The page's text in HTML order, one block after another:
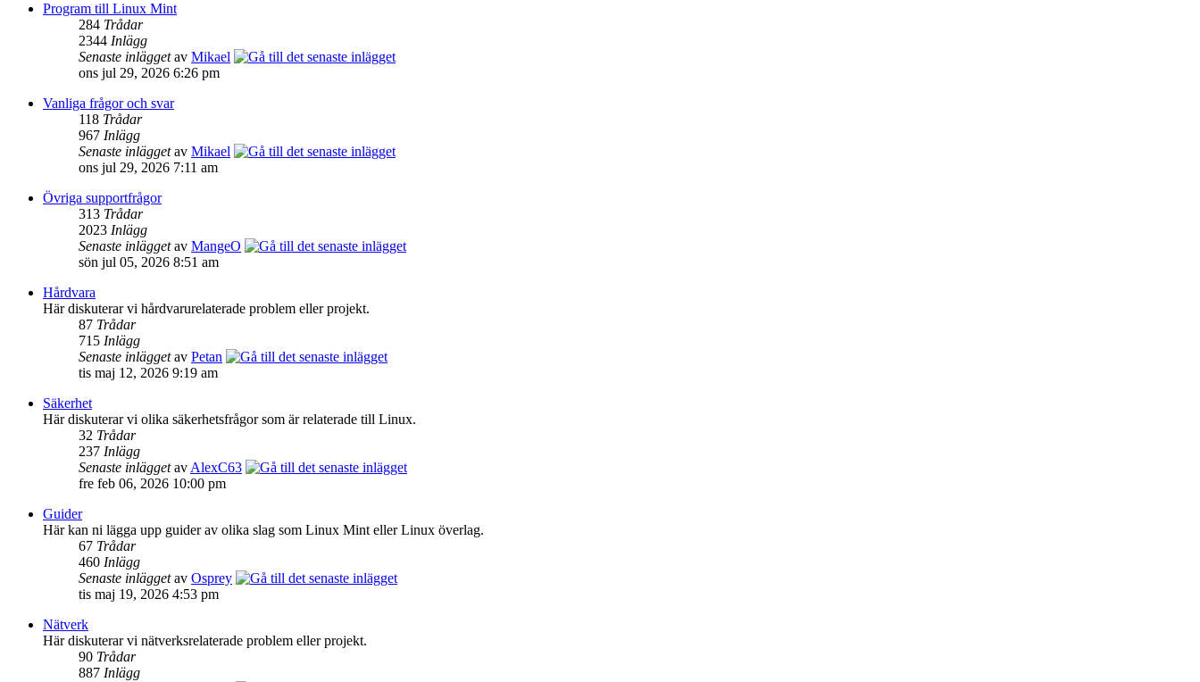
Program till Linux Mint
284 Trådar
2344 Inlägg
Senaste inläggetav Mikael
ons jul 29, 2026 6:26 pm
Vanliga frågor och svar
118 Trådar
967 Inlägg
Senaste inläggetav Mikael
ons jul 29, 2026 7:11 am
Övriga supportfrågor
313 Trådar
2023 Inlägg
Senaste inläggetav MangeO
sön jul 05, 2026 8:51 am
Hårdvara
Här diskuterar vi hårdvarurelaterade problem eller projekt.
87 Trådar
715 Inlägg
Senaste inläggetav Petan
tis maj 12, 2026 9:19 am
Säkerhet
Här diskuterar vi olika säkerhetsfrågor som är relaterade till Linux.
32 Trådar
237 Inlägg
Senaste inläggetav AlexC63
fre feb 06, 2026 10:00 pm
Guider
Här kan ni lägga upp guider av olika slag som Linux Mint eller Linux överlag.
67 Trådar
460 Inlägg
Senaste inläggetav Osprey
tis maj 19, 2026 4:53 pm
Nätverk
Här diskuterar vi nätverksrelaterade problem eller projekt.
90 Trådar
887 Inlägg